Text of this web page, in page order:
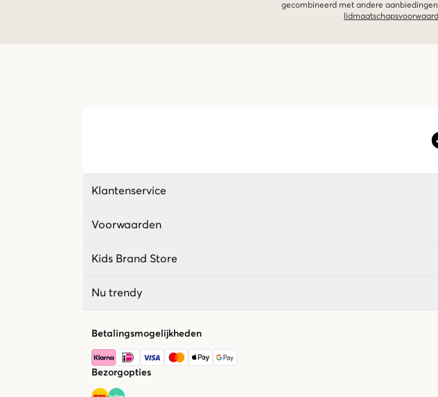
gecombineerd met andere
Klantenservice
Voorwaarden
Kids Brand Store
Nu trendy
Betalingsmogelijkheden
Bezorgopties